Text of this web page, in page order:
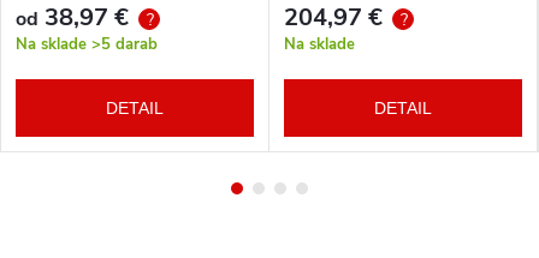
od 38,97 € ?
Na sklade >5 darab
DETAIL
204,97 € ?
Na sklade
DETAIL